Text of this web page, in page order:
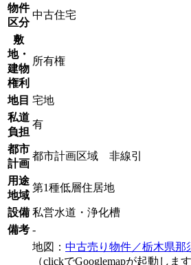
物件
区分
中古住宅
敷
地・
建物
権利
所有権
地目 宅地
私道
負担
有
都市
計画
都市計画区域 非線引
用途
地域
第1種低層住居地
設備 私営水道・浄化槽
備考 -
地図： 中古売り物件／栃木県那
（clickでGooglemapが起動します